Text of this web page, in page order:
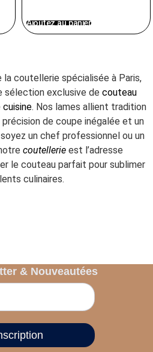
Ajoutez au panier
la coutellerie spécialisée à Paris,
sélection exclusive de couteau
. Nos lames allient tradition
de coupe inégalée et un
un chef professionnel ou un
coutellerie est l’adresse
le couteau parfait pour sublimer
culinaires.
& Nouveautées